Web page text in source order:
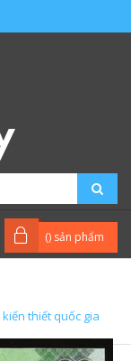
() sản phẩm
thiết quốc gia